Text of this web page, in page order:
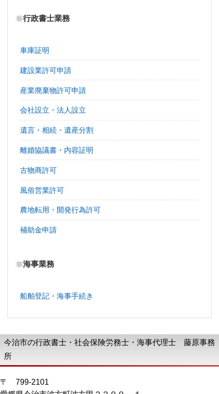
行政書士業務
車庫証明
建設業許可申請
産業廃棄物許可申請
会社設立・法人設立
遺言・相続・遺産分割
離婚協議書・内容証明
古物商許可
風俗営業許可
農地転用・開発行為許可
補助金申請
海事業務
船舶登記・海事手続き
今治市の行政書士・社会保険労務士・海事代理士 藤原事務
所
〒 799-2101